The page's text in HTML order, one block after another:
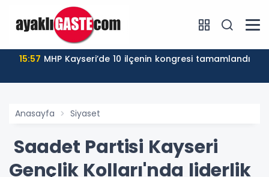
15:57 MHP Kayseri’de 10 ilçenin kongresi tamamlandı
Anasayfa Siyaset
Saadet Partisi Kayseri
Gençlik Kolları'nda liderlik